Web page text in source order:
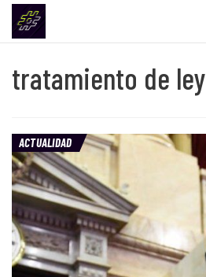
tratamiento de ley
ACTUALIDAD